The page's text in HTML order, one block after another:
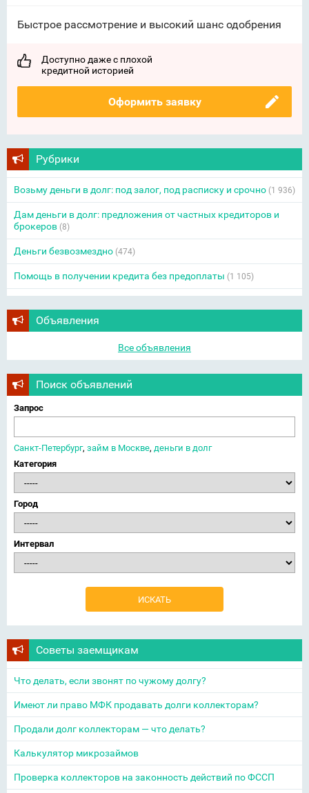
Быстрое рассмотрение и высокий шанс одобрения
Доступно даже с плохой
кредитной историей
Оформить заявку
Рубрики
Возьму деньги в долг: под залог, под расписку и срочно (1 936)
Дам деньги в долг: предложения от частных кредиторов и
брокеров (8)
Деньги безвозмездно (474)
Помощь в получении кредита без предоплаты (1 105)
Объявления
Все объявления
Поиск объявлений
Запрос
Санкт-Петербург, займ в Москве, деньги в долг
Категория
Город
Интервал
Советы заемщикам
Что делать, если звонят по чужому долгу?
Имеют ли право МФК продавать долги коллекторам?
Продали долг коллекторам — что делать?
Калькулятор микрозаймов
Проверка коллекторов на законность действий по ФССП